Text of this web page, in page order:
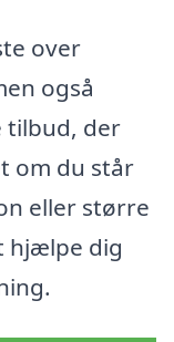
over
også
tilbud, der
om du står
eller større
hjælpe dig